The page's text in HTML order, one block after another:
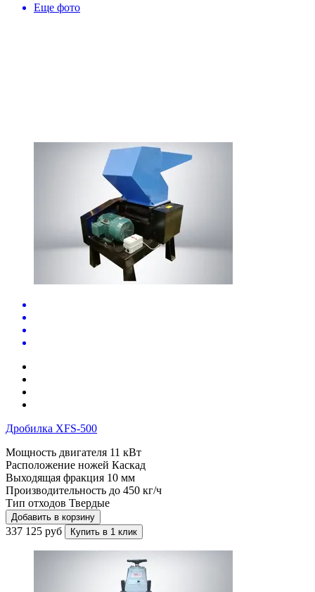
Еще фото
Дробилка XFS-500
Мощность двигателя 11 кВт
Расположение ножей Каскад
Выходящая фракция 10 мм
Производительность до 450 кг/ч
Тип отходов Твердые
Добавить в корзину
337 125 руб Купить в 1 клик